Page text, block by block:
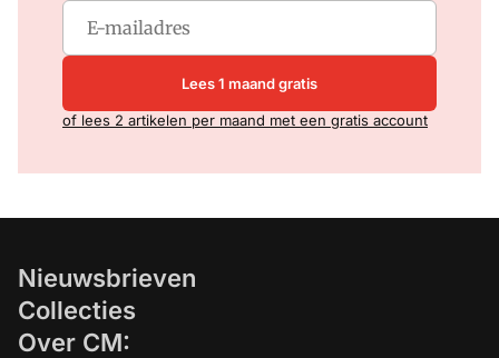
Lees 1 maand gratis
of lees 2 artikelen per maand met een gratis account
Nieuwsbrieven
Collecties
Over CM: